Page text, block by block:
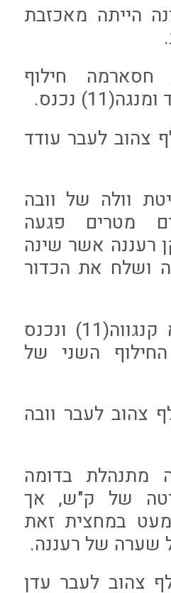
הייתה מאכזבת
חסארמה חילוף
47 נשלף צהוב לעבר עודד
ה-61 בעיטת וולה של וובה
מטרים פגעה
רעננה אשר שינה
ושלח את הכדור
בדקה ה-63 יצא קנגווה(11) ונכנס
החילוף השני של
64 נשלף צהוב לעבר וובה
מתנהלת בדומה
של ק"ש, אך
במחצית זאת
שערה של רעננה.
ה-66 נשלף צהוב לעבר עדן